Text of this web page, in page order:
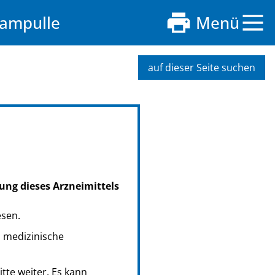
Menü
auf dieser Seite suchen
dieses Arzneimittels
medizinische
weiter. Es kann